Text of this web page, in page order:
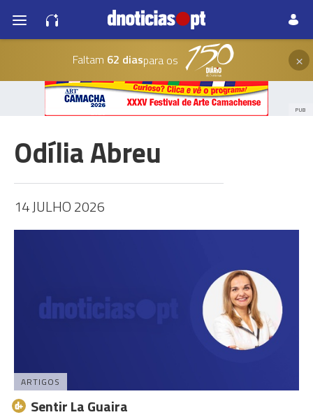
Faltam 62 diaspara os ×
PUB
Odília Abreu
14 JULHO 2026
ARTIGOS
Sentir La Guaira